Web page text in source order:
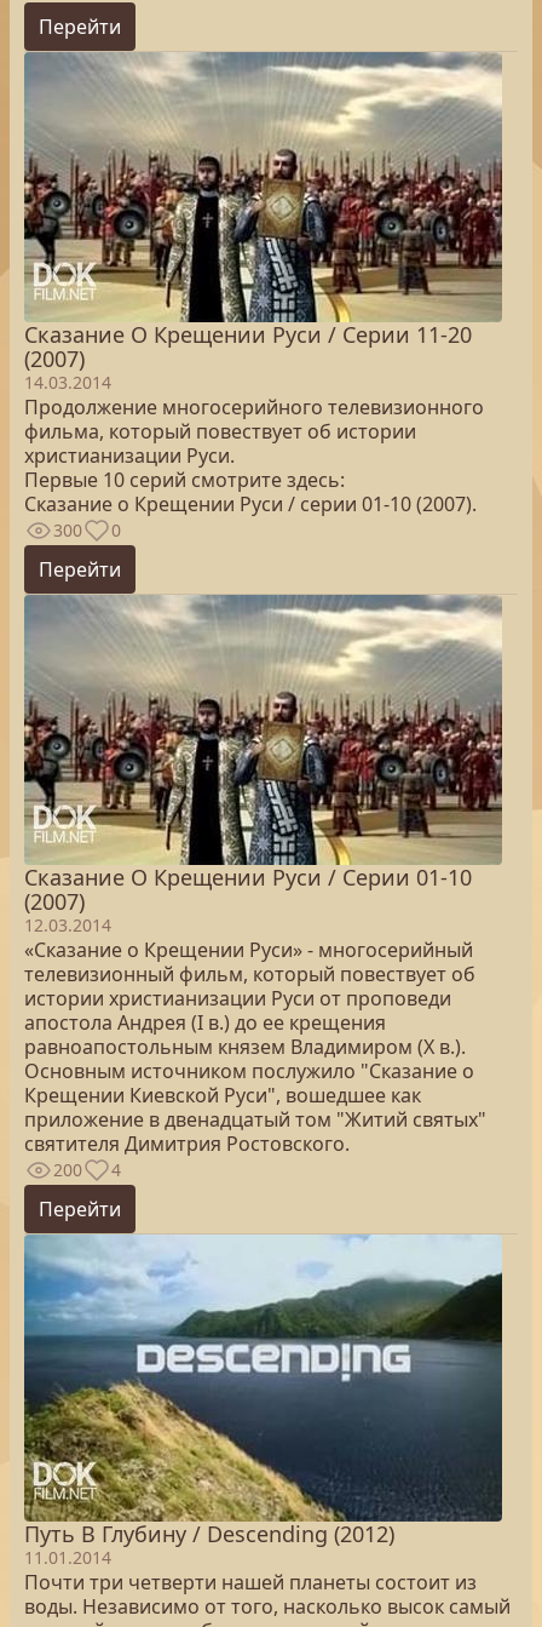
Перейти
Сказание О Крещении Руси / Серии 11-20
(2007)
14.03.2014
Продолжение многосерийного телевизионного
фильма, который повествует об истории
христианизации Руси.
Первые 10 серий смотрите здесь:
Сказание о Крещении Руси / серии 01-10 (2007).
300 0
Перейти
Сказание О Крещении Руси / Серии 01-10
(2007)
12.03.2014
«Сказание о Крещении Руси» - многосерийный
телевизионный фильм, который повествует об
истории христианизации Руси от проповеди
апостола Андрея (I в.) до ее крещения
равноапостольным князем Владимиром (X в.).
Основным источником послужило "Сказание о
Крещении Киевской Руси", вошедшее как
приложение в двенадцатый том "Житий святых"
святителя Димитрия Ростовского.
200 4
Перейти
Путь В Глубину / Descending (2012)
11.01.2014
Почти три четверти нашей планеты состоит из
воды. Независимо от того, насколько высок самый